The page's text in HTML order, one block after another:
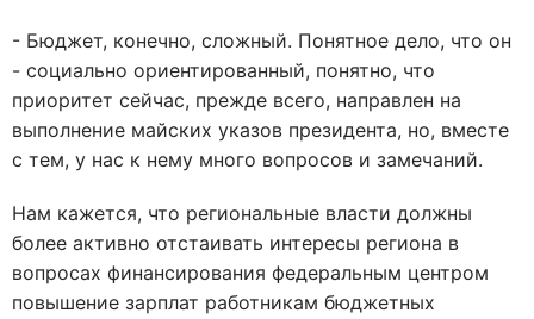
- Бюджет, конечно, сложный. Понятное дело, что он
- социально ориентированный, понятно, что
приоритет сейчас, прежде всего, направлен на
выполнение майских указов президента, но, вместе
с тем, у нас к нему много вопросов и замечаний.
Нам кажется, что региональные власти должны
более активно отстаивать интересы региона в
вопросах финансирования федеральным центром
повышение зарплат работникам бюджетных